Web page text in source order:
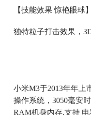
【技能效果 惊艳眼球】
独特粒子打击效果，
小米M3于2013年年上
操作系统，3050毫安
RAM机身内存,支持 电